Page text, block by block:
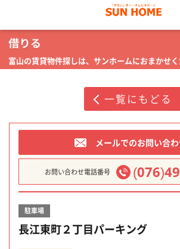
富山の賃貸物件探しは、サンホームにおまかせく
一覧にもどる
駐車場
長江東町２丁目パーキング
メールでのお問い合
お問い合わせ電話番号